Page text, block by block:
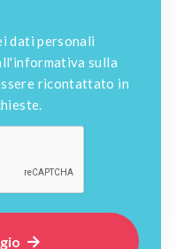
dati personali
sulla
ricontattato in
